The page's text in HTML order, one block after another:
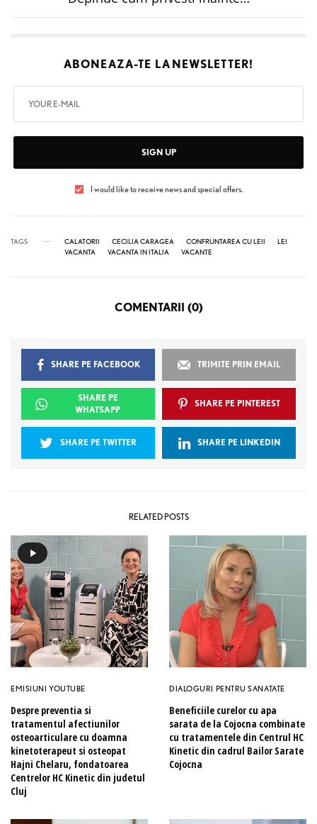
ABONEAZA-TE LA NEWSLETTER!
SIGN UP
I would like to receive news and special offers.
TAGS CALATORII CECILIA CARAGEA CONFRUNTAREA CU LEII
LEI
VACANTA
VACANTA IN ITALIA VACANTE
COMENTARII (0)
SHARE PE FACEBOOK TRIMITE PRIN EMAIL
SHARE PE
WHATSAPP
SHARE PE PINTEREST
SHARE PE TWITTER SHARE PE LINKEDIN
RELATED POSTS
EMISIUNI YOUTUBE
Despre preventia si
tratamentul afectiunilor
osteoarticulare cu doamna
kinetoterapeut si osteopat
Hajni Chelaru, fondatoarea
Centrelor HC Kinetic din judetul
Cluj
DIALOGURI PENTRU SANATATE
Beneficiile curelor cu apa
sarata de la Cojocna combinate
cu tratamentele din Centrul HC
Kinetic din cadrul Bailor Sarate
Cojocna